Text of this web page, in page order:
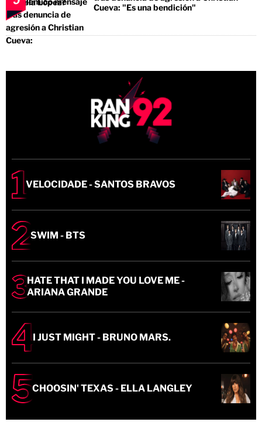
Cueva: "Es una bendición"
VELOCIDADE - SANTOS BRAVOS
SWIM - BTS
HATE THAT I MADE YOU LOVE ME -
ARIANA GRANDE
I JUST MIGHT - BRUNO MARS.
CHOOSIN' TEXAS - ELLA LANGLEY